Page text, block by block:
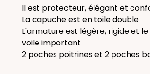
Il est protecteur, élégant et
La capuche est en toile double
L'armature est légère, rigide et
voile important
2 poches poitrines et 2 poches